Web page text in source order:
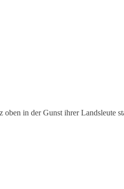
in der Gunst ihrer Landsleute